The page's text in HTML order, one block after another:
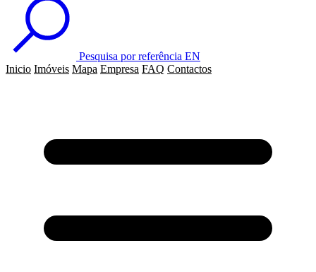
Pesquisa por referência EN
Inicio Imóveis Mapa Empresa FAQ Contactos